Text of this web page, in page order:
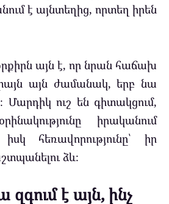
է այնտեղից, որտեղ իրեն
այն է, որ նրան հաճախ
այն ժամանակ, երբ նա
Մարդիկ ուշ են գիտակցում,
իրականում
հեռավորությունը՝ իր
ձև։
զգում է այն, ինչ